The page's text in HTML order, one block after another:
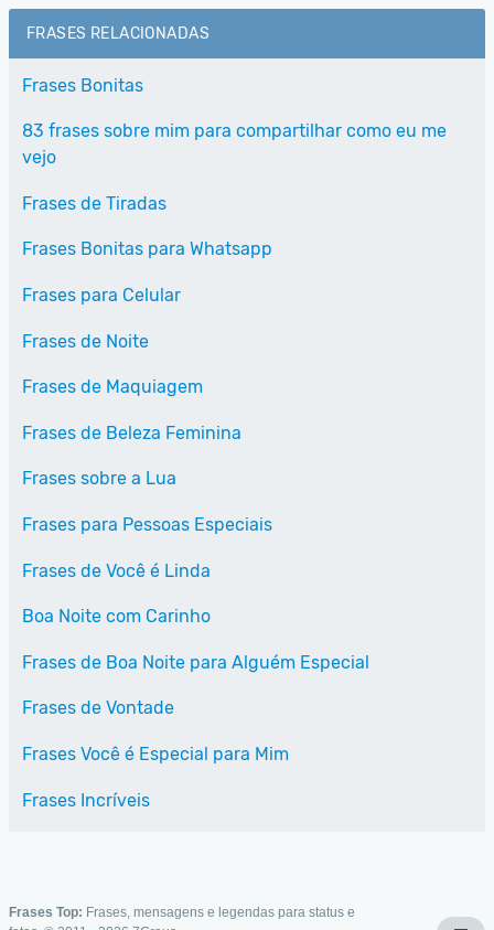
FRASES RELACIONADAS
Frases Bonitas
83 frases sobre mim para compartilhar como eu me
vejo
Frases de Tiradas
Frases Bonitas para Whatsapp
Frases para Celular
Frases de Noite
Frases de Maquiagem
Frases de Beleza Feminina
Frases sobre a Lua
Frases para Pessoas Especiais
Frases de Você é Linda
Boa Noite com Carinho
Frases de Boa Noite para Alguém Especial
Frases de Vontade
Frases Você é Especial para Mim
Frases Incríveis
Frases Top: Frases, mensagens e legendas para status e